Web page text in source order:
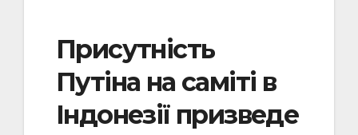
Присутність
Путіна на саміті в
Індонезії призведе